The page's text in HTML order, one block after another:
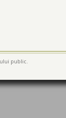
public.